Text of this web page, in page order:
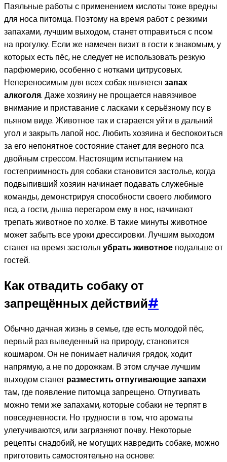
Паяльные работы с применением кислоты тоже вредны
для носа питомца. Поэтому на время работ с резкими
запахами, лучшим выходом, станет отправиться с псом
на прогулку. Если же намечен визит в гости к знакомым, у
которых есть пёс, не следует не использовать резкую
парфюмерию, особенно с нотками цитрусовых.
Непереносимым для всех собак является запах
алкоголя. Даже хозяину не прощается навязчивое
внимание и приставание с ласками к серьёзному псу в
пьяном виде. Животное так и старается уйти в дальний
угол и закрыть лапой нос. Любить хозяина и беспокоиться
за его непонятное состояние станет для верного пса
двойным стрессом. Настоящим испытанием на
гостеприимность для собаки становится застолье, когда
подвыпивший хозяин начинает подавать служебные
команды, демонстрируя способности своего любимого
пса, а гости, дыша перегаром ему в нос, начинают
трепать животное по холке. В такие минуты животное
может забыть все уроки дрессировки. Лучшим выходом
станет на время застолья убрать животное подальше от
гостей.
Как отвадить собаку от
запрещённых действий#
Обычно дачная жизнь в семье, где есть молодой пёс,
первый раз выведенный на природу, становится
кошмаром. Он не понимает наличия грядок, ходит
напрямую, а не по дорожкам. В этом случае лучшим
выходом станет разместить отпугивающие запахи
там, где появление питомца запрещено. Отпугивать
можно теми же запахами, которые собаки не терпят в
повседневности. Но трудности в том, что ароматы
улетучиваются, или загрязняют почву. Некоторые
рецепты снадобий, не могущих навредить собаке, можно
приготовить самостоятельно на основе: